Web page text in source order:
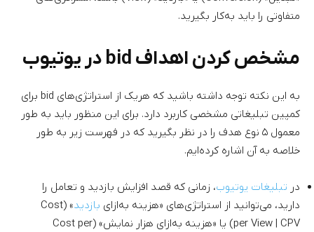
متفاوتی را باید به‌کار بگیرید.
مشخص کردن اهداف bid در یوتیوب
به این نکته توجه داشته باشید که هریک از استراتژی‌های bid برای
کمپین تبلیغاتی مشخصی کاربرد دارد. برای این منظور باید به طور
معمول ۵ نوع هدف را در نظر بگیرید که در فهرست زیر به طور
خلاصه به آن اشاره کرده‌ایم.
در تبلیغات یوتیوب، زمانی که قصد افزایش بازدید و تعامل را
دارید، می‌توانید از استراتژی‌های «هزینه به‌ازای بازدید
» (Cost
per View | CPV) یا «هزینه به‌ازای هزار نمایش» (Cost per